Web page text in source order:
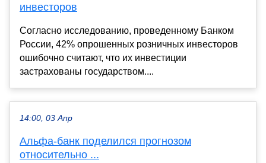
инвесторов
Согласно исследованию, проведенному Банком
России, 42% опрошенных розничных инвесторов
ошибочно считают, что их инвестиции
застрахованы государством....
14:00, 03 Апр
Альфа-банк поделился прогнозом
относительно ...